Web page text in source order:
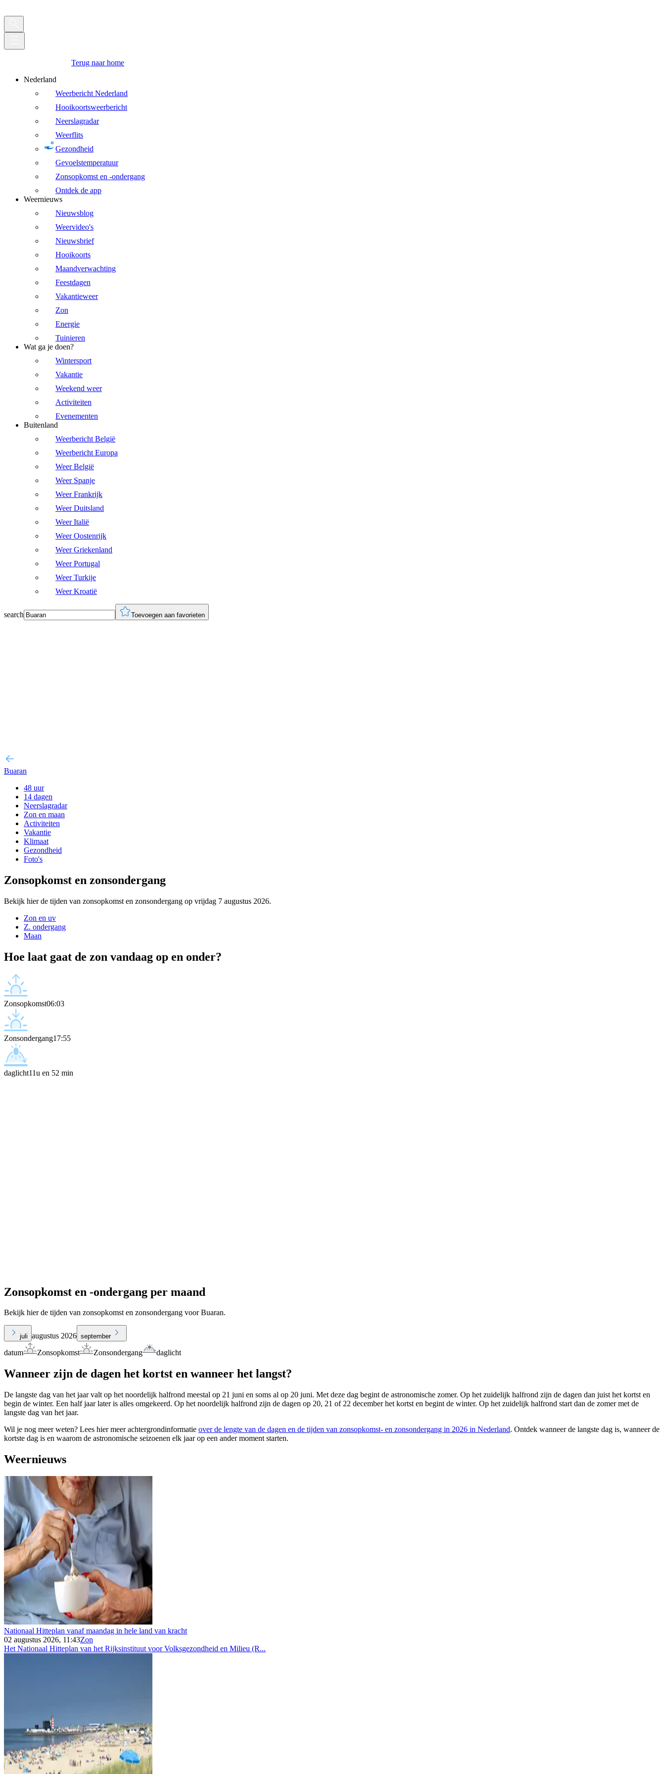
Terug naar home
Nederland
Weerbericht Nederland
Hooikoortsweerbericht
Neerslagradar
Weerflits
Gezondheid
Gevoelstemperatuur
Zonsopkomst en -ondergang
Ontdek de app
Weernieuws
Nieuwsblog
Weervideo's
Nieuwsbrief
Hooikoorts
Maandverwachting
Feestdagen
Vakantieweer
Zon
Energie
Tuinieren
Wat ga je doen?
Wintersport
Vakantie
Weekend weer
Activiteiten
Evenementen
Buitenland
Weerbericht België
Weerbericht Europa
Weer België
Weer Spanje
Weer Frankrijk
Weer Duitsland
Weer Italië
Weer Oostenrijk
Weer Griekenland
Weer Portugal
Weer Turkije
Weer Kroatië
search Toevoegen aan favorieten
Buaran
48 uur
14 dagen
Neerslagradar
Zon en maan
Activiteiten
Vakantie
Klimaat
Gezondheid
Foto's
Zonsopkomst en zonsondergang
Bekijk hier de tijden van zonsopkomst en zonsondergang op vrijdag 7 augustus 2026.
Zon en uv
Z. ondergang
Maan
Hoe laat gaat de zon vandaag op en onder?
Zonsopkomst06:03
Zonsondergang17:55
daglicht11u en 52 min
Zonsopkomst en -ondergang per maand
Bekijk hier de tijden van zonsopkomst en zonsondergang voor Buaran.
juli augustus 2026 september
datum Zonsopkomst Zonsondergang daglicht
Wanneer zijn de dagen het kortst en wanneer het langst?
De langste dag van het jaar valt op het noordelijk halfrond meestal op 21 juni en soms al op 20 juni. Met deze dag begint de astronomische zomer. Op het zuidelijk halfrond zijn de dagen dan juist het kortst en
begin de winter. Een half jaar later is alles omgekeerd. Op het noordelijk halfrond zijn de dagen op 20, 21 of 22 december het kortst en begint de winter. Op het zuidelijk halfrond start dan de zomer met de
langste dag van het jaar.
Wil je nog meer weten? Lees hier meer achtergrondinformatie over de lengte van de dagen en de tijden van zonsopkomst- en zonsondergang in 2026 in Nederland. Ontdek wanneer de langste dag is, wanneer de
kortste dag is en waarom de astronomische seizoenen elk jaar op een ander moment starten.
Weernieuws
Nationaal Hitteplan vanaf maandag in hele land van kracht
02 augustus 2026, 11:43Zon
Het Nationaal Hitteplan van het Rijksinstituut voor Volksgezondheid en Milieu (R...